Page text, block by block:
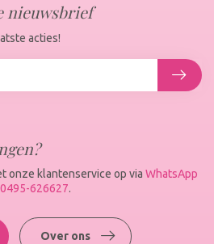
onze klantenservice op via WhatsApp
0495-626627.
Over ons
nieuwsbrief
acties!